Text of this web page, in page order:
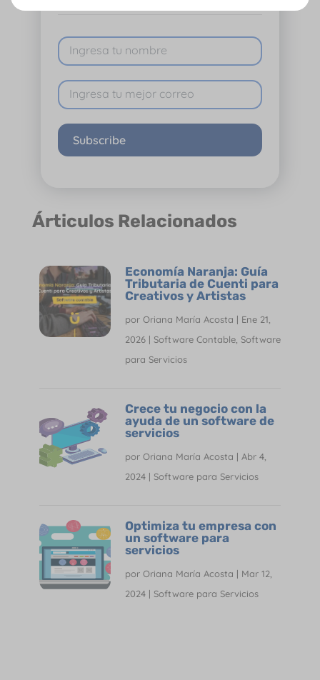
Subscribe
Árticulos Relacionados
Economía Naranja: Guía
Tributaria de Cuenti para
Creativos y Artistas
por Oriana María Acosta | Ene 21,
2026| Software Contable, Software
para Servicios
Crece tu negocio con la
ayuda de un software de
servicios
por Oriana María Acosta | Abr 4,
2024| Software para Servicios
Optimiza tu empresa con
un software para
servicios
por Oriana María Acosta | Mar 12,
2024| Software para Servicios